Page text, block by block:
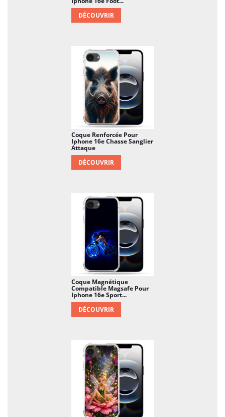
DÉCOUVRIR
Coque Renforcée Pour
Iphone 16e Chasse Sanglier
Attaque
DÉCOUVRIR
Coque Magnétique
Compatible Magsafe Pour
Iphone 16e Sport...
DÉCOUVRIR